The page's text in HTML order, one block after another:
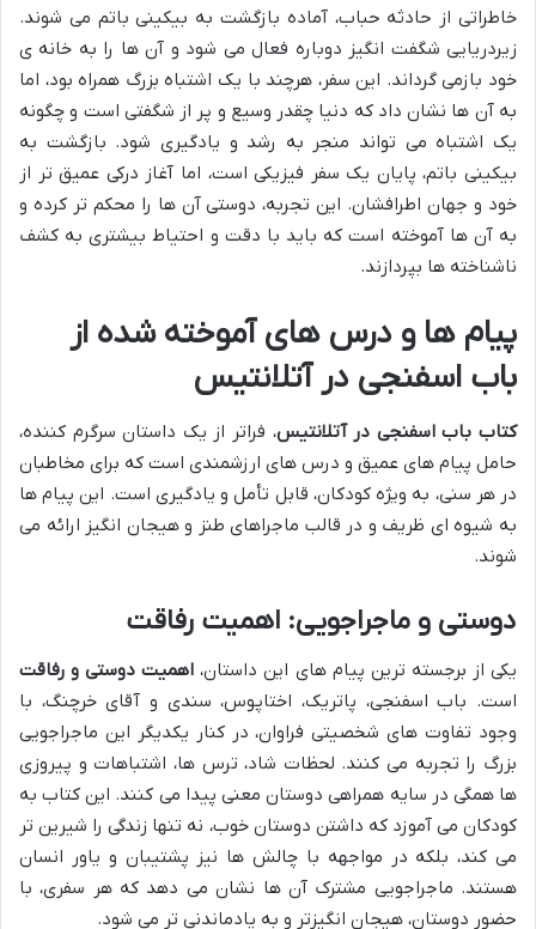
خاطراتی از حادثه حباب، آماده بازگشت به بیکینی باتم می شوند.
زیردریایی شگفت انگیز دوباره فعال می شود و آن ها را به خانه ی
خود بازمی گرداند. این سفر، هرچند با یک اشتباه بزرگ همراه بود، اما
به آن ها نشان داد که دنیا چقدر وسیع و پر از شگفتی است و چگونه
یک اشتباه می تواند منجر به رشد و یادگیری شود. بازگشت به
بیکینی باتم، پایان یک سفر فیزیکی است، اما آغاز درکی عمیق تر از
خود و جهان اطرافشان. این تجربه، دوستی آن ها را محکم تر کرده و
به آن ها آموخته است که باید با دقت و احتیاط بیشتری به کشف
ناشناخته ها بپردازند.
پیام ها و درس های آموخته شده از
باب اسفنجی در آتلانتیس
کتاب باب اسفنجی در آتلانتیس، فراتر از یک داستان سرگرم کننده،
حامل پیام های عمیق و درس های ارزشمندی است که برای مخاطبان
در هر سنی، به ویژه کودکان، قابل تأمل و یادگیری است. این پیام ها
به شیوه ای ظریف و در قالب ماجراهای طنز و هیجان انگیز ارائه می
شوند.
دوستی و ماجراجویی: اهمیت رفاقت
یکی از برجسته ترین پیام های این داستان، اهمیت دوستی و رفاقت
است. باب اسفنجی، پاتریک، اختاپوس، سندی و آقای خرچنگ، با
وجود تفاوت های شخصیتی فراوان، در کنار یکدیگر این ماجراجویی
بزرگ را تجربه می کنند. لحظات شاد، ترس ها، اشتباهات و پیروزی
ها همگی در سایه همراهی دوستان معنی پیدا می کنند. این کتاب به
کودکان می آموزد که داشتن دوستان خوب، نه تنها زندگی را شیرین تر
می کند، بلکه در مواجهه با چالش ها نیز پشتیبان و یاور انسان
هستند. ماجراجویی مشترک آن ها نشان می دهد که هر سفری، با
حضور دوستان، هیجان انگیزتر و به یادماندنی تر می شود.